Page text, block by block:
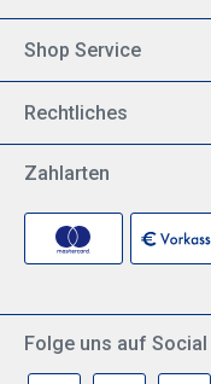
Shop Service
Rechtliches
Zahlarten
Folge uns auf